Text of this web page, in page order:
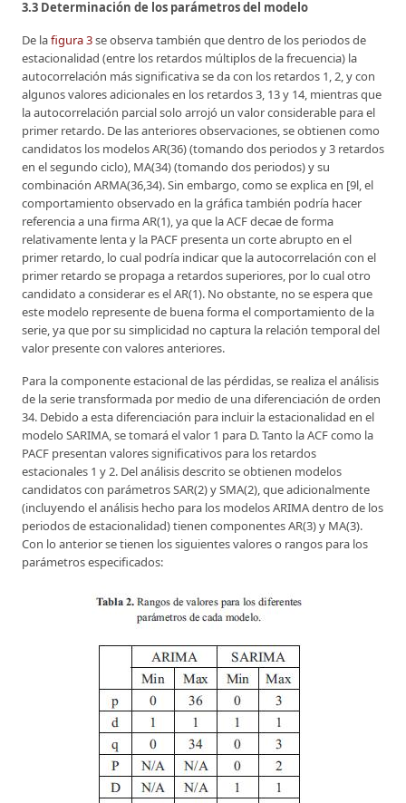
3.3 Determinación de los parámetros del modelo
De lafigura 3se observa también que dentro de los periodos de
estacionalidad (entre los retardos múltiplos de la frecuencia) la
autocorrelación más significativa se da con los retardos 1, 2, y con
algunos valores adicionales en los retardos 3, 13 y 14, mientras que
la autocorrelación parcial solo arrojó un valor considerable para el
primer retardo. De las anteriores observaciones, se obtienen como
candidatos los modelos AR(36) (tomando dos periodos y 3 retardos
en el segundo ciclo), MA(34) (tomando dos periodos) y su
combinación ARMA(36,34). Sin embargo, como se explica en [9l, el
comportamiento observado en la gráfica también podría hacer
referencia a una firma AR(1), ya que la ACF decae de forma
relativamente lenta y la PACF presenta un corte abrupto en el
primer retardo, lo cual podría indicar que la autocorrelación con el
primer retardo se propaga a retardos superiores, por lo cual otro
candidato a considerar es el AR(1). No obstante, no se espera que
este modelo represente de buena forma el comportamiento de la
serie, ya que por su simplicidad no captura la relación temporal del
valor presente con valores anteriores.
Para la componente estacional de las pérdidas, se realiza el análisis
de la serie transformada por medio de una diferenciación de orden
34. Debido a esta diferenciación para incluir la estacionalidad en el
modelo SARIMA, se tomará el valor 1 para D. Tanto la ACF como la
PACF presentan valores significativos para los retardos
estacionales 1 y 2. Del análisis descrito se obtienen modelos
candidatos con parámetros SAR(2) y SMA(2), que adicionalmente
(incluyendo el análisis hecho para los modelos ARIMA dentro de los
periodos de estacionalidad) tienen componentes AR(3) y MA(3).
Con lo anterior se tienen los siguientes valores o rangos para los
parámetros especificados: